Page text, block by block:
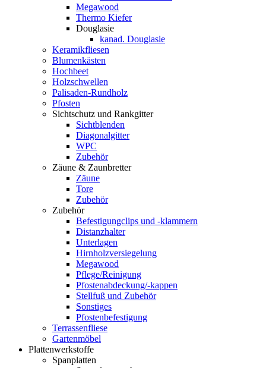
Megawood
Thermo Kiefer
Douglasie
kanad. Douglasie
Keramikfliesen
Blumenkästen
Hochbeet
Holzschwellen
Palisaden-Rundholz
Pfosten
Sichtschutz und Rankgitter
Sichtblenden
Diagonalgitter
WPC
Zubehör
Zäune & Zaunbretter
Zäune
Tore
Zubehör
Zubehör
Befestigungclips und -klammern
Distanzhalter
Unterlagen
Hirnholzversiegelung
Megawood
Pflege/Reinigung
Pfostenabdeckung/-kappen
Stellfuß und Zubehör
Sonstiges
Pfostenbefestigung
Terrassenfliese
Gartenmöbel
Plattenwerkstoffe
Spanplatten